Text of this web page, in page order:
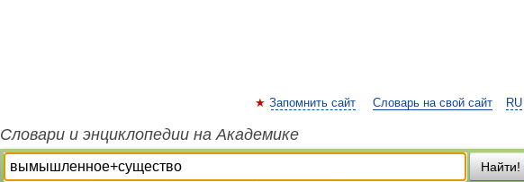
RU
Запомнить сайт Словарь на свой сайт
Словари и энциклопедии на Академике
Найти!